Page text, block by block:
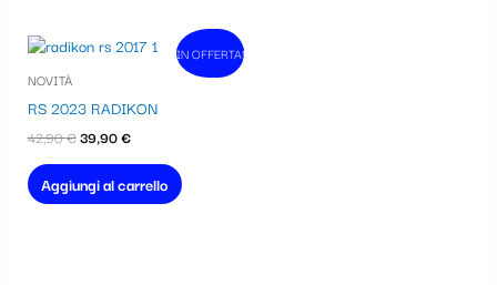
In vendita!
IN OFFERTA!
NOVITÀ
RS 2023 RADIKON
42,90€
Il
era:
39,90€
Il
è:
Aggiungi al carrello